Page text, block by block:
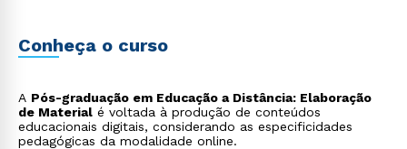
Conheça o curso
A Pós-graduação em Educação a Distância: Elaboração
de Material é voltada à produção de conteúdos
educacionais digitais, considerando as especificidades
pedagógicas da modalidade online.